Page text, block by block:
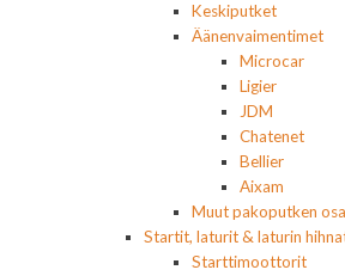
Keskiputket
Äänenvaimentimet
Microcar
Ligier
JDM
Chatenet
Bellier
Aixam
Muut pakoputken
Startit, laturit & laturin
Starttimoottorit